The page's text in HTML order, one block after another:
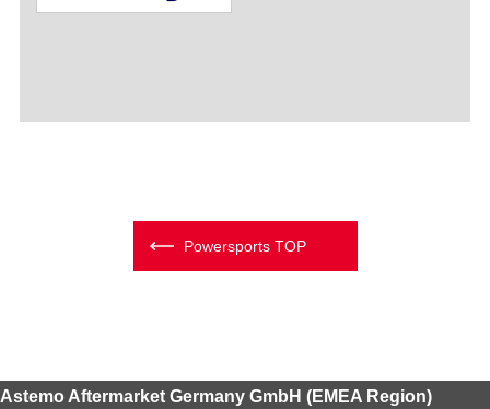
Powersports TOP
Astemo Aftermarket Germany GmbH (EMEA Region)